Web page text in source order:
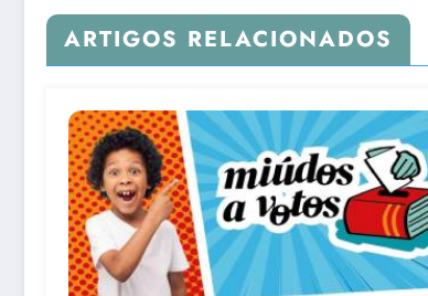
ARTIGOS RELACIONADOS